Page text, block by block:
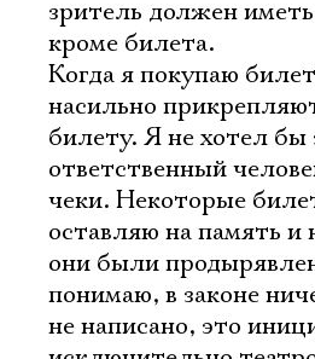
зритель должен
кроме билета.
Когда я покупаю
насильно
билету. Я не хотел бы
ответственный
чеки. Некоторые
оставляю на память и
они были
понимаю, в законе
не написано, это